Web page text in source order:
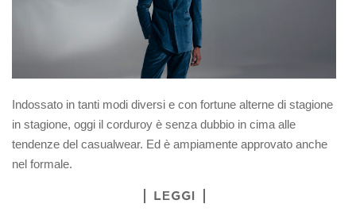
Indossato in tanti modi diversi e con fortune alterne di stagione
in stagione, oggi il corduroy è senza dubbio in cima alle
tendenze del casualwear. Ed è ampiamente approvato anche
nel formale.
LEGGI